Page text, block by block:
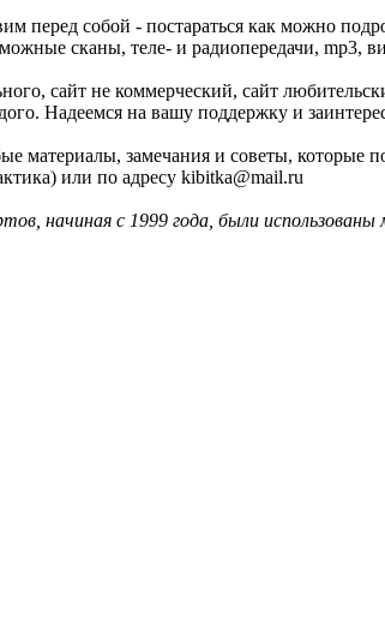
перед собой - постараться как можно
сканы, теле- и радиопередачи,
сайт не коммерческий, сайт
Надеемся на вашу поддержку и
материалы, замечания и советы, которые
или по адресу kibitka@mail.ru
начиная с 1999 года, были